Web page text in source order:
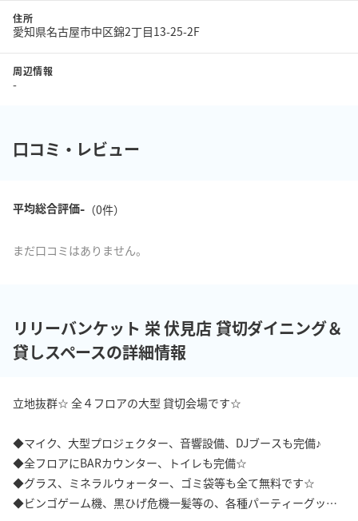
住所
愛知県名古屋市中区錦2丁目13-25-2F
周辺情報
-
口コミ・レビュー
平均総合評価-（0件）
まだ口コミはありません。
リリーバンケット 栄 伏見店 貸切ダイニング＆
貸しスペースの詳細情報
立地抜群☆ 全４フロアの大型 貸切会場です☆
◆マイク、大型プロジェクター、音響設備、DJブースも完備♪
◆全フロアにBARカウンター、トイレも完備☆
◆グラス、ミネラルウォーター、ゴミ袋等も全て無料です☆
◆ビンゴゲーム機、黒ひげ危機一髪等の、各種パーティーグッズ